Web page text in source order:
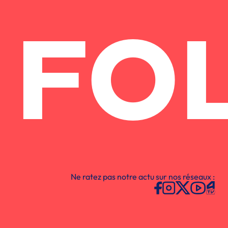
Ne ratez pas notre actu sur nos réseaux :